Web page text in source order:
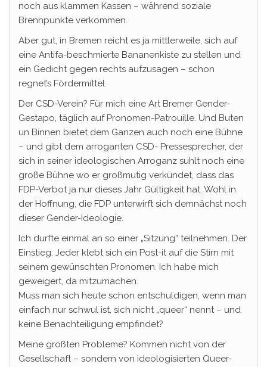
noch aus klammen Kassen – während soziale
Brennpunkte verkommen.
Aber gut, in Bremen reicht es ja mittlerweile, sich auf
eine Antifa-beschmierte Bananenkiste zu stellen und
ein Gedicht gegen rechts aufzusagen – schon
regnet’s Fördermittel.
Der CSD-Verein? Für mich eine Art Bremer Gender-
Gestapo, täglich auf Pronomen-Patrouille. Und Buten
un Binnen bietet dem Ganzen auch noch eine Bühne
– und gibt dem arroganten CSD- Pressesprecher, der
sich in seiner ideologischen Arroganz suhlt noch eine
große Bühne wo er großmutig verkündet, dass das
FDP-Verbot ja nur dieses Jahr Gültigkeit hat. Wohl in
der Hoffnung, die FDP unterwirft sich demnächst noch
dieser Gender-Ideologie.
Ich durfte einmal an so einer „Sitzung“ teilnehmen. Der
Einstieg: Jeder klebt sich ein Post-it auf die Stirn mit
seinem gewünschten Pronomen. Ich habe mich
geweigert, da mitzumachen.
Muss man sich heute schon entschuldigen, wenn man
einfach nur schwul ist, sich nicht „queer“ nennt – und
keine Benachteiligung empfindet?
Meine größten Probleme? Kommen nicht von der
Gesellschaft – sondern von ideologisierten Queer-